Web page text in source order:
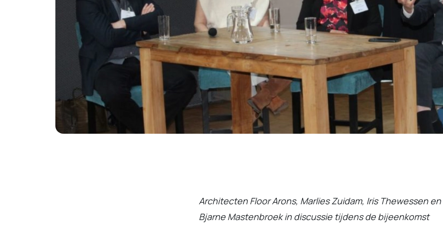
Architecten Floor Arons, Marlies Zuidam, Iris Thewessen en
Bjarne Mastenbroek in discussie tijdens de bijeenkomst